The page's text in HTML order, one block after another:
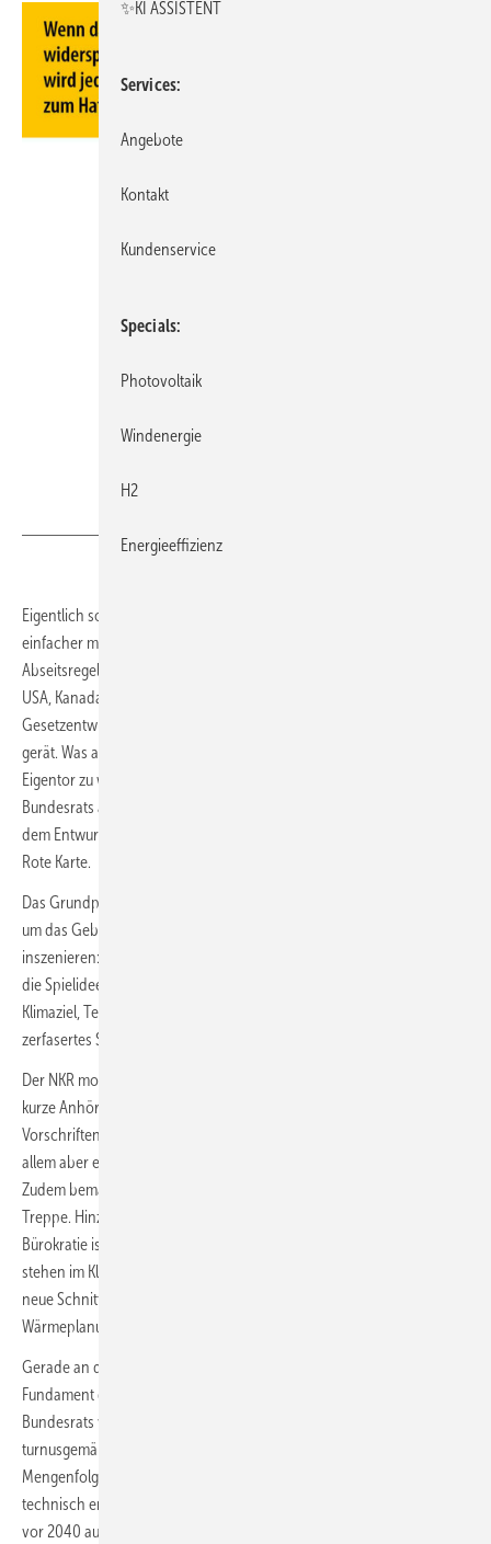
Eigentlich sollte das Gebäudemodernisierungsgesetz (GModG) alles
einfacher machen; nun ist es komplizierter ausgefallen als die
Abseitsregel. Während sich die Fußballwelt auf die WM 2026 in den
USA, Kanada und Mexiko einstimmt, kommt aus Berlin ein
Gesetzentwurf auf den Platz, der schon vor dem Anpfiff ins Stolpern
gerät. Was als großer Befreiungsschlag gedacht war, droht zum
Eigentor zu werden. Sowohl die zuständigen Ausschüsse des
Bundesrats als auch der Nationale Normenkontrollrat (NKR) zeigen
dem Entwurf in seiner jetzigen Form die Gelbe, in Teilen sogar die
Rote Karte.
Das Grundproblem: Die Bundesregierung wollte nach den Querelen
um das Gebäudeenergiegesetz einen sportlichen Neuanfang
inszenieren: frischer Trainer, neues Trikot, andere Aufstellung. Doch
die Spielidee bleibt diffus. Statt eines klaren Mannschaftsaufbaus aus
Klimaziel, Technologieoffenheit und Wirtschaftlichkeit sehen wir ein
zerfasertes System, bei dem niemand weiß, wer den Ball führt.
Der NKR moniert in seiner Stellungnahme unter anderem eine viel zu
kurze Anhörungsfrist, unklare Rechtsbegriffe, die die Auslegung der
Vorschriften erschweren, übermäßige Komplexität und Bürokratie, vor
allem aber eine mangelnde Praxistauglichkeit des Gesetzentwurfs.
Zudem bemängelt er eine unzureichende Ausgestaltung der Bio-
Treppe. Hinzu kommt: Um die versprochene Entlastung von
Bürokratie ist es schlecht bestellt. Wo Vereinfachung draufsteht,
stehen im Kleingedruckten neue Nachweispflichten, neue Prüfregime,
neue Schnittstellen zu BEG, GEG-Restbeständen und kommunaler
Wärmeplanung.
Gerade an der Bio-Treppe zeigt sich, auf welch unsicherem
Fundament der Gesetzentwurf steht. So verlangen die Ausschüsse des
Bundesrats vor dem Quotenstart zum 1. Januar 2029 eine
turnusgemäße, also regelmäßig wiederkehrende, Markt- und
Mengenfolgenabschätzung, weil nach ihrer Begründung das
technisch erschließbare Biomethanpotenzial in Deutschland bereits
vor 2040 ausgeschöpft sein könnte. Die vorgesehenen Stufen der
✨KI ASSISTENT
Services
Angebote
Kontakt
Kundenservice
Specials
Photovoltaik
Windenergie
H2
Energieeffizienz